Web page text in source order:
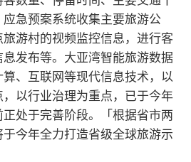
急预案系统收集主要旅游公
游村的视频监控信息，进行客
发布等。大亚湾智能旅游数据
、互联网等现代信息技术，以
以行业治理为重点，已于今年
处于完善阶段。「根据省市两
今年全力打造省级全球旅游示